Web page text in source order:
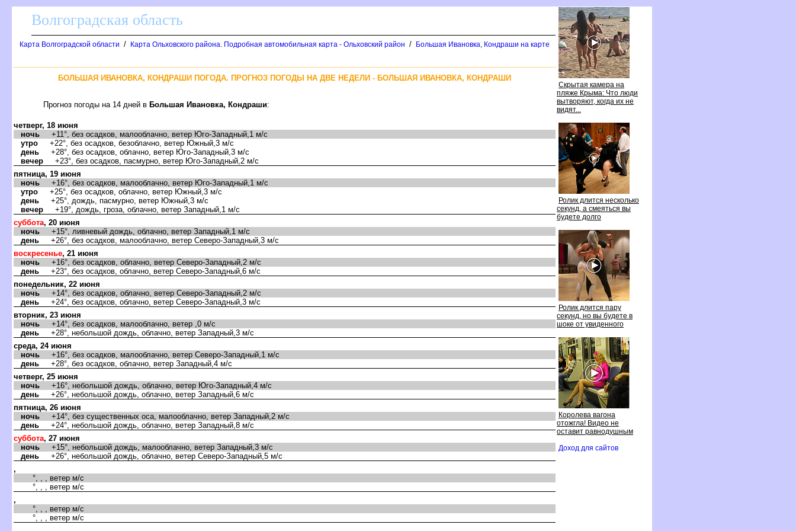
Скрытая камера на
пляже Крыма: Что люди
ытворяют, когда их не
идят...
Ролик длится несколько
секунд, а смеяться вы
удете долго
Ролик длится пару
секунд, но вы будете
шоке от увиденного
Королева вагона
отожгла! Видео не
оставит равнодушным
Доход для сайто
олгоградская область
Карта Волгоградской области / Карта Ольховского района. Подробная автомобильная карта - Ольховский район / Большая Ивановка, Кондраши на карте
БОЛЬШАЯ ИВАНОВКА, КОНДРАШИ ПОГОДА. ПРОГНОЗ ПОГОДЫ НА ДВЕ НЕДЕЛИ - БОЛЬШАЯ ИВАНОВКА, КОНДРАШИ
Прогноз погоды на 14 дней Большая Ивановка, Кондраши:
четверг, 18 июня
ночь +11°, без осадков, малооблачно, ветер Юго-Западный,1 м/с
утро +22°, без осадков, безоблачно, ветер Южный,3 м/с
день +28°, без осадков, облачно, ветер Юго-Западный,3 м/с
ечер +23°, без осадков, пасмурно, ветер Юго-Западный,2 м/с
пятница, 19 июня
ночь +16°, без осадков, малооблачно, ветер Юго-Западный,1 м/с
утро +25°, без осадков, облачно, ветер Южный,3 м/с
день +25°, дождь, пасмурно, ветер Южный,3 м/с
ечер +19°, дождь, гроза, облачно, ветер Западный,1 м/с
суббота, 20 июня
ночь +15°, ливневый дождь, облачно, ветер Западный,1 м/с
день +26°, без осадков, малооблачно, ветер Северо-Западный,3 м/с
оскресенье, 21 июня
ночь +16°, без осадков, облачно, ветер Северо-Западный,2 м/с
день +23°, без осадков, облачно, ветер Северо-Западный,6 м/с
понедельник, 22 июня
ночь +14°, без осадков, облачно, ветер Северо-Западный,2 м/с
день +24°, без осадков, облачно, ветер Северо-Западный,3 м/с
торник, 23 июня
ночь +14°, без осадков, малооблачно, ветер ,0 м/с
день +28°, небольшой дождь, облачно, ветер Западный,3 м/с
среда, 24 июня
ночь +16°, без осадков, малооблачно, ветер Северо-Западный,1 м/с
день +28°, без осадков, облачно, ветер Западный,4 м/с
четверг, 25 июня
ночь +16°, небольшой дождь, облачно, ветер Юго-Западный,4 м/с
день +26°, небольшой дождь, облачно, ветер Западный,6 м/с
пятница, 26 июня
ночь +14°, без существенных оса, малооблачно, ветер Западный,2 м/с
день +24°, небольшой дождь, облачно, ветер Западный,8 м/с
суббота, 27 июня
ночь +15°, небольшой дождь, малооблачно, ветер Западный,3 м/с
день +26°, небольшой дождь, облачно, ветер Северо-Западный,5 м/с
,
°, , , ветер м/с
°, , , ветер м/с
,
°, , , ветер м/с
°, , , ветер м/с